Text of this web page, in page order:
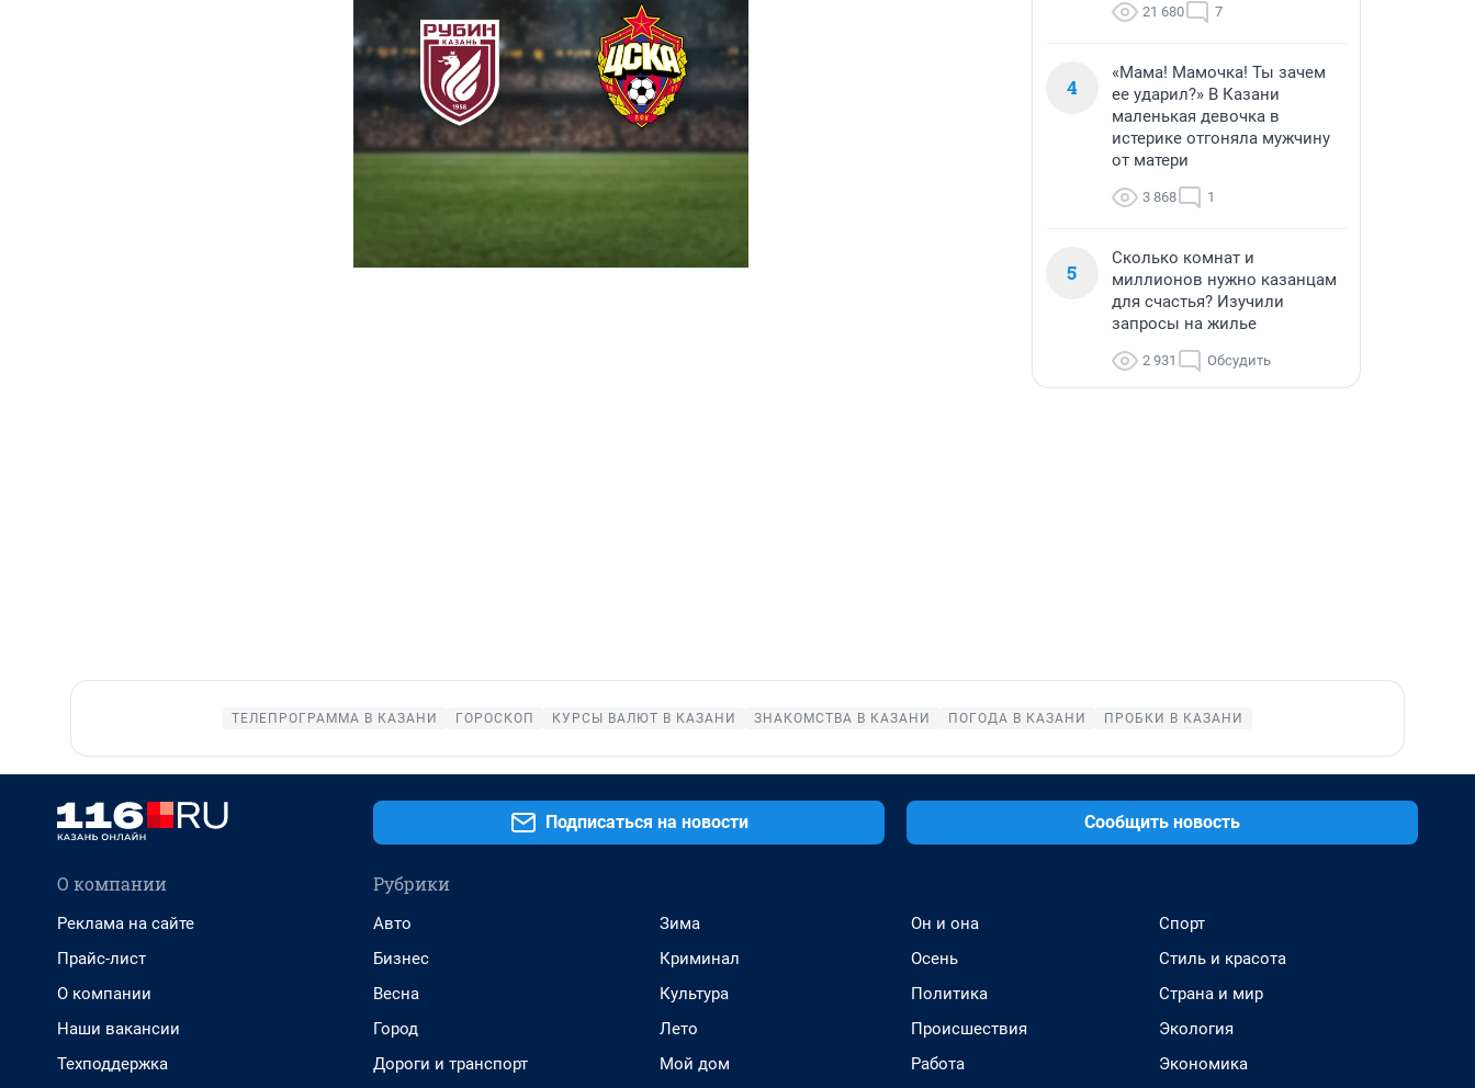
21 680 7
4
«Мама! Мамочка! Ты зачем
ее ударил?» В Казани
маленькая девочка в
истерике отгоняла мужчину
от матери
3 868 1
5
Сколько комнат и
миллионов нужно казанцам
для счастья? Изучили
запросы на жилье
2 931 Обсудить
ТЕЛЕПРОГРАММА В КАЗАНИ ГОРОСКОП КУРСЫ ВАЛЮТ В КАЗАНИ ЗНАКОМСТВА В КАЗАНИ ПОГОДА В КАЗАНИ ПРОБКИ В КАЗАНИ
Подписаться на новости Сообщить новость
О компании
Реклама на сайте
Прайс-лист
О компании
Наши вакансии
Техподдержка
Рубрики
Авто
Бизнес
Весна
Город
Дороги и транспорт
Зима
Криминал
Культура
Лето
Мой дом
Он и она
Осень
Политика
Происшествия
Работа
Спорт
Стиль и красота
Страна и мир
Экология
Экономика